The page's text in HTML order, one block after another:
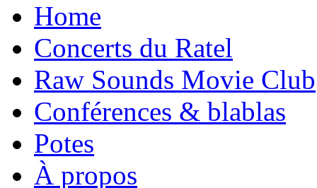
Home
Concerts du Ratel
Raw Sounds Movie Club
Conférences & blablas
Potes
À propos